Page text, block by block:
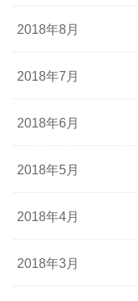
2018年8月
2018年7月
2018年6月
2018年5月
2018年4月
2018年3月